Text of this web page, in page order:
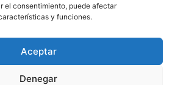
el consentimiento, puede afectar
y funciones.
Aceptar
Denegar